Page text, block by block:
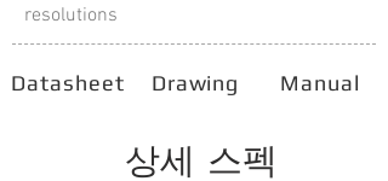
resolutions
Datasheet Drawing Manual
상세 스펙